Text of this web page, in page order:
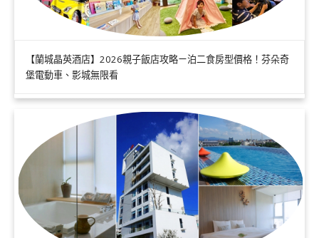
【蘭城晶英酒店】2026親子飯店攻略ㄧ泊二食房型價格！芬朵奇
堡電動車、影城無限看